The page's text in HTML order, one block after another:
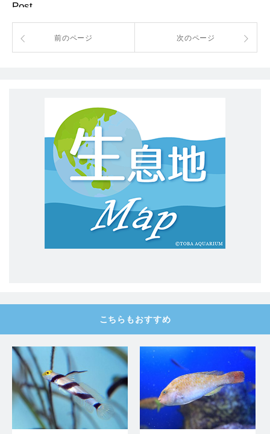
Post
前のページ 次のページ
こちらもおすすめ